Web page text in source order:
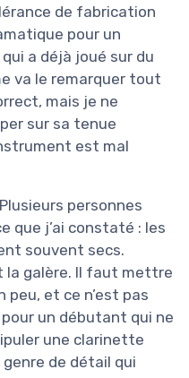
de fabrication
pour un
a déjà joué sur du
va le remarquer tout
mais je ne
sur sa tenue
est mal
personnes
que j’ai constaté : les
souvent secs.
la galère. Il faut mettre
peu, et ce n’est pas
un débutant qui ne
une clarinette
genre de détail qui